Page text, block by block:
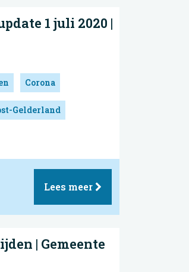
1 juli 2020 |
Corona
Gelderland
Lees meer
| Gemeente